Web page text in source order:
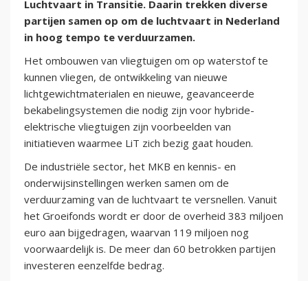
Luchtvaart in Transitie. Daarin trekken diverse
partijen samen op om de luchtvaart in Nederland
in hoog tempo te verduurzamen.
Het ombouwen van vliegtuigen om op waterstof te
kunnen vliegen, de ontwikkeling van nieuwe
lichtgewichtmaterialen en nieuwe, geavanceerde
bekabelingsystemen die nodig zijn voor hybride-
elektrische vliegtuigen zijn voorbeelden van
initiatieven waarmee LiT zich bezig gaat houden.
De industriële sector, het MKB en kennis- en
onderwijsinstellingen werken samen om de
verduurzaming van de luchtvaart te versnellen. Vanuit
het Groeifonds wordt er door de overheid 383 miljoen
euro aan bijgedragen, waarvan 119 miljoen nog
voorwaardelijk is. De meer dan 60 betrokken partijen
investeren eenzelfde bedrag.